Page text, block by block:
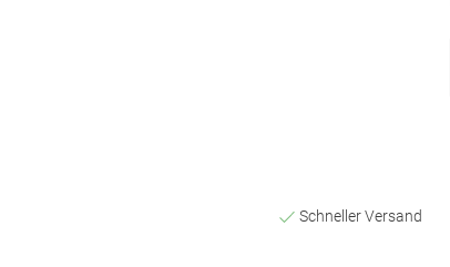
Schneller Versand